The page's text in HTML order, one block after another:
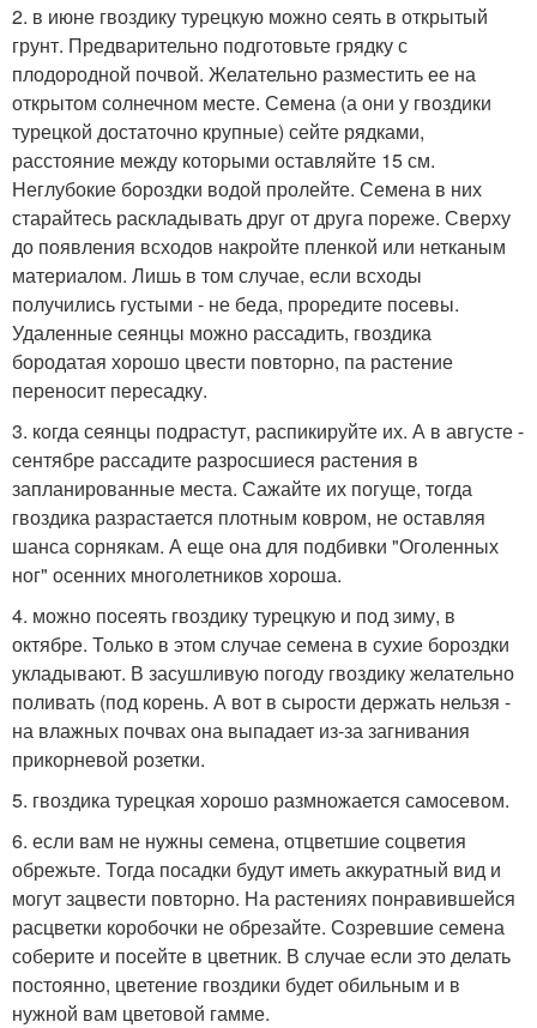
2. в июне гвоздику турецкую можно сеять в открытый
грунт. Предварительно подготовьте грядку с
плодородной почвой. Желательно разместить ее на
открытом солнечном месте. Семена (а они у гвоздики
турецкой достаточно крупные) сейте рядками,
расстояние между которыми оставляйте 15 см.
Неглубокие бороздки водой пролейте. Семена в них
старайтесь раскладывать друг от друга пореже. Сверху
до появления всходов накройте пленкой или нетканым
материалом. Лишь в том случае, если всходы
получились густыми - не беда, проредите посевы.
Удаленные сеянцы можно рассадить, гвоздика
бородатая хорошо цвести повторно, па растение
переносит пересадку.
3. когда сеянцы подрастут, распикируйте их. А в августе -
сентябре рассадите разросшиеся растения в
запланированные места. Сажайте их погуще, тогда
гвоздика разрастается плотным ковром, не оставляя
шанса сорнякам. А еще она для подбивки "Оголенных
ног" осенних многолетников хороша.
4. можно посеять гвоздику турецкую и под зиму, в
октябре. Только в этом случае семена в сухие бороздки
укладывают. В засушливую погоду гвоздику желательно
поливать (под корень. А вот в сырости держать нельзя -
на влажных почвах она выпадает из-за загнивания
прикорневой розетки.
5. гвоздика турецкая хорошо размножается самосевом.
6. если вам не нужны семена, отцветшие соцветия
обрежьте. Тогда посадки будут иметь аккуратный вид и
могут зацвести повторно. На растениях понравившейся
расцветки коробочки не обрезайте. Созревшие семена
соберите и посейте в цветник. В случае если это делать
постоянно, цветение гвоздики будет обильным и в
нужной вам цветовой гамме.